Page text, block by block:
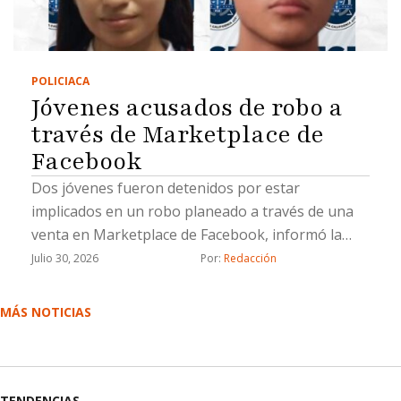
POLICIACA
Jóvenes acusados de robo a
través de Marketplace de
Facebook
Dos jóvenes fueron detenidos por estar
implicados en un robo planeado a través de una
venta en Marketplace de Facebook, informó la
Fiscalía General del Estado (FGE).La Fiscalía
“N”, por su probable responsabilidad en el delito
acuerdo con la investigación, el 21 de marzo de
Julio 30, 2026 Por: Redacción
MÁS NOTICIAS